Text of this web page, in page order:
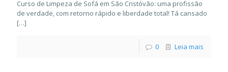
Curso de Limpeza de Sofá em São Cristóvão: uma profissão
de verdade, com retorno rápido e liberdade total! Tá cansado
[…]
0 Leia mais